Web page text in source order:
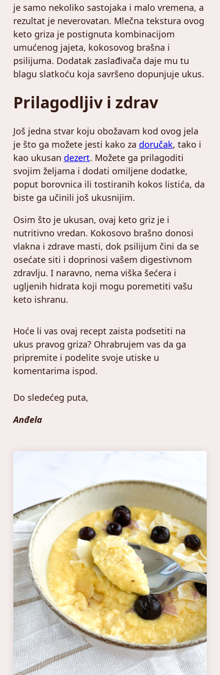
je samo nekoliko sastojaka i malo vremena, a
rezultat je neverovatan. Mlečna tekstura ovog
keto griza je postignuta kombinacijom
umućenog jajeta, kokosovog brašna i
psilijuma. Dodatak zaslađivača daje mu tu
blagu slatkoću koja savršeno dopunjuje ukus.
Prilagodljiv i zdrav
Još jedna stvar koju obožavam kod ovog jela
je što ga možete jesti kako za doručak, tako i
kao ukusan dezert. Možete ga prilagoditi
svojim željama i dodati omiljene dodatke,
poput borovnica ili tostiranih kokos listića, da
biste ga učinili još ukusnijim.
Osim što je ukusan, ovaj keto griz je i
nutritivno vredan. Kokosovo brašno donosi
vlakna i zdrave masti, dok psilijum čini da se
osećate siti i doprinosi vašem digestivnom
zdravlju. I naravno, nema viška šećera i
ugljenih hidrata koji mogu poremetiti vašu
keto ishranu.
Hoće li vas ovaj recept zaista podsetiti na
ukus pravog griza? Ohrabrujem vas da ga
pripremite i podelite svoje utiske u
komentarima ispod.
Do sledećeg puta,
Anđela